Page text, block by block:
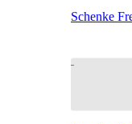
Schenke